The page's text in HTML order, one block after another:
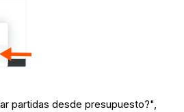
partidas desde presupuesto?",